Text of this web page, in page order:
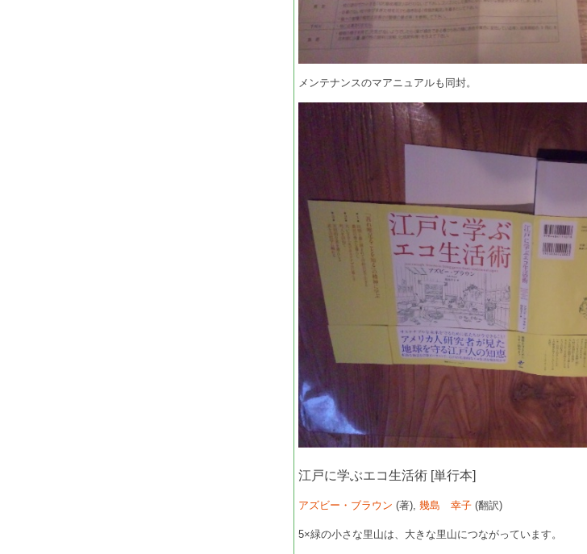
メンテナンスのマアニュアルも同封。
江戸に学ぶエコ生活術 [単行本]
アズビー・ブラウン (著),幾島 幸子 (翻訳)
5×緑の小さな里山は、大きな里山につながっています。